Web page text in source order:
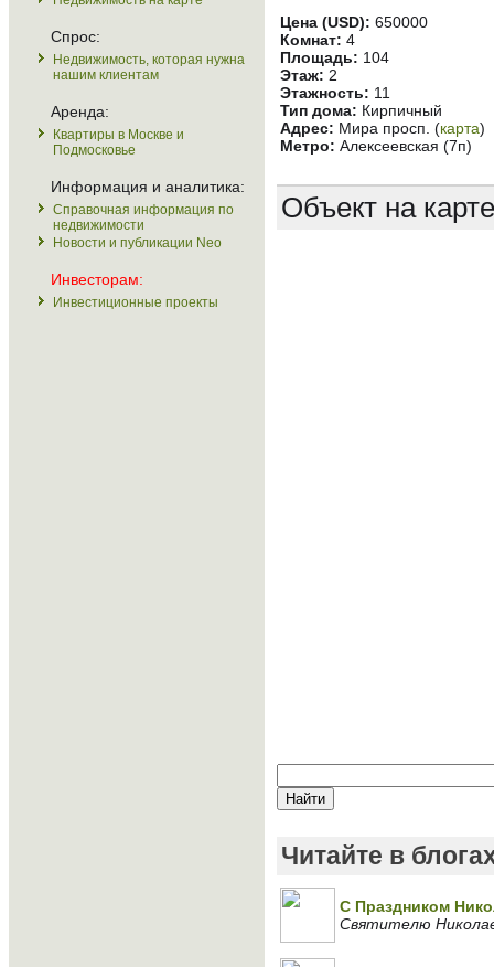
Спрос:
Недвижимость, которая нужна
нашим клиентам
Аренда:
Квартиры в Москве и
Подмосковье
Информация и аналитика:
Справочная информация по
недвижимости
Новости и публикации Neo
Инвесторам:
Инвестиционные проекты
Цена (USD): 650000
Комнат: 4
Площадь: 104
Этаж: 2
Этажность: 11
Тип дома: Кирпичный
Адрес: Мира просп. (карта)
Метро: Алексеевская (7п)
Объект на карте
Читайте в
С Праздником
Святителю